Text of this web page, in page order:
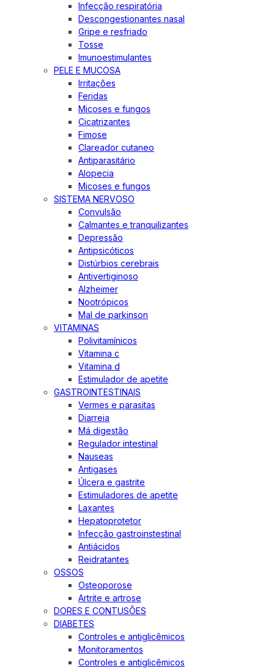
Infecção respiratória
Descongestionantes nasal
Gripe e resfriado
Tosse
Imunoestimulantes
PELE E MUCOSA
Irritações
Feridas
Micoses e fungos
Cicatrizantes
Fimose
Clareador cutaneo
Antiparasitário
Alopecia
Micoses e fungos
SISTEMA NERVOSO
Convulsão
Calmantes e tranquilizantes
Depressão
Antipsicóticos
Distúrbios cerebrais
Antivertiginoso
Alzheimer
Nootrópicos
Mal de parkinson
VITAMINAS
Polivitamínicos
Vitamina c
Vitamina d
Estimulador de apetite
GASTROINTESTINAIS
Vermes e parasitas
Diarreia
Má digestão
Regulador intestinal
Nauseas
Antigases
Úlcera e gastrite
Estimuladores de apetite
Laxantes
Hepatoprotetor
Infecção gastroinstestinal
Antiácidos
Reidratantes
OSSOS
Osteoporose
Artrite e artrose
DORES E CONTUSÕES
DIABETES
Controles e antiglicêmicos
Monitoramentos
Controles e antiglicêmicos